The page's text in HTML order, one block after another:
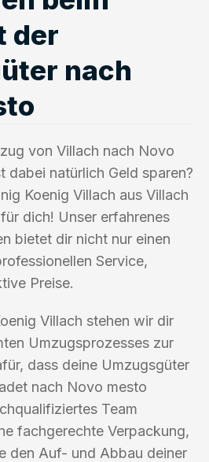
der
nach
von Villach nach Novo
dabei natürlich Geld sparen?
Koenig Villach aus Villach
dich! Unser erfahrenes
bietet dir nicht nur einen
Service,
Preise.
Villach stehen wir dir
Umzugsprozesses zur
dass deine Umzugsgüter
nach Novo mesto
Team
fachgerechte Verpackung,
den Auf- und Abbau deiner